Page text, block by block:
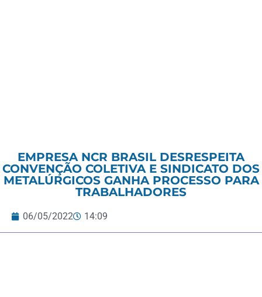
EMPRESA NCR BRASIL DESRESPEITA
CONVENÇÃO COLETIVA E SINDICATO DOS
METALÚRGICOS GANHA PROCESSO PARA
TRABALHADORES
06/05/2022 14:09